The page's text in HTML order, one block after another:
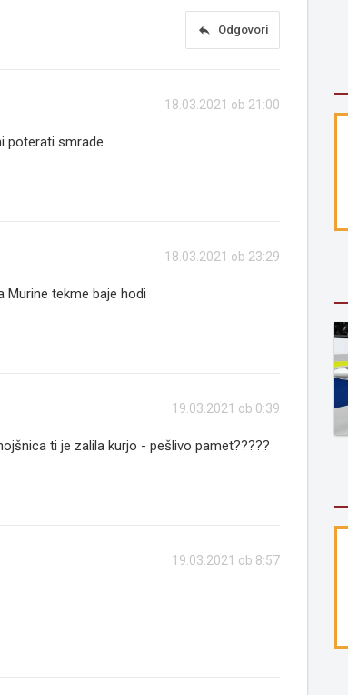
reply Odgovori
18.03.2021 ob 21:00
poterati smrade
18.03.2021 ob 23:29
Murine tekme baje hodi
19.03.2021 ob 0:39
ti je zalila kurjo - pešlivo pamet?????
19.03.2021 ob 8:57